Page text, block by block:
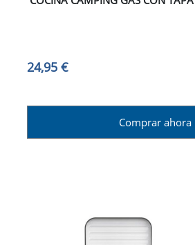
24,95 €
Comprar ahora